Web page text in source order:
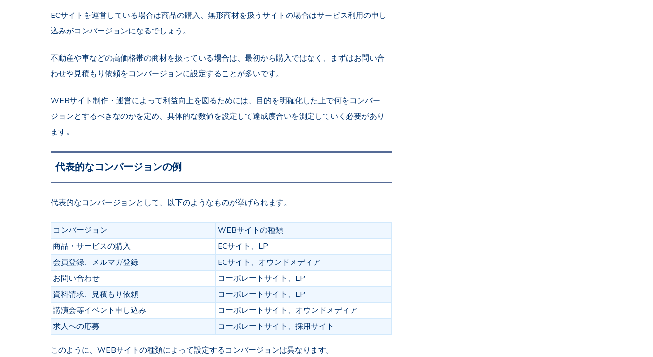
ECサイトを運営している場合は商品の購入、無形商材を扱うサイトの場合はサービス利用の申し
込みがコンバージョンになるでしょう。
不動産や車などの高価格帯の商材を扱っている場合は、最初から購入ではなく、まずはお問い合
わせや見積もり依頼をコンバージョンに設定することが多いです。
WEBサイト制作・運営によって利益向上を図るためには、目的を明確化した上で何をコンバー
ジョンとするべきなのかを定め、具体的な数値を設定して達成度合いを測定していく必要があり
ます。
代表的なコンバージョンの例
代表的なコンバージョンとして、以下のようなものが挙げられます。
コンバージョン
WEBサイトの種類
商品・サービスの購入
ECサイト、LP
会員登録、メルマガ登録
ECサイト、オウンドメディア
お問い合わせ
コーポレートサイト、LP
資料請求、見積もり依頼
コーポレートサイト、LP
講演会等イベント申し込み
コーポレートサイト、オウンドメディア
求人への応募
コーポレートサイト、採用サイト
このように、WEBサイトの種類によって設定するコンバージョンは異なります。